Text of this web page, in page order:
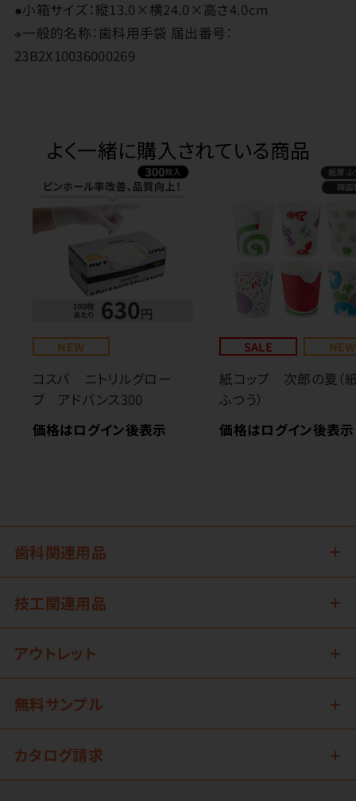
●小箱サイズ：縦13.0×横24.0×高さ4.0cm
※一般的名称：歯科用手袋 届出番号：
23B2X10036000269
よく一緒に購入されている商品
NEW
コスパ ニトリルグロー
ブ アドバンス300
価格はログイン後表示
SALE NEW
紙コップ 次郎の夏（
ふつう）
価格はログイン後表示
歯科関連用品
技工関連用品
アウトレット
無料サンプル
カタログ請求